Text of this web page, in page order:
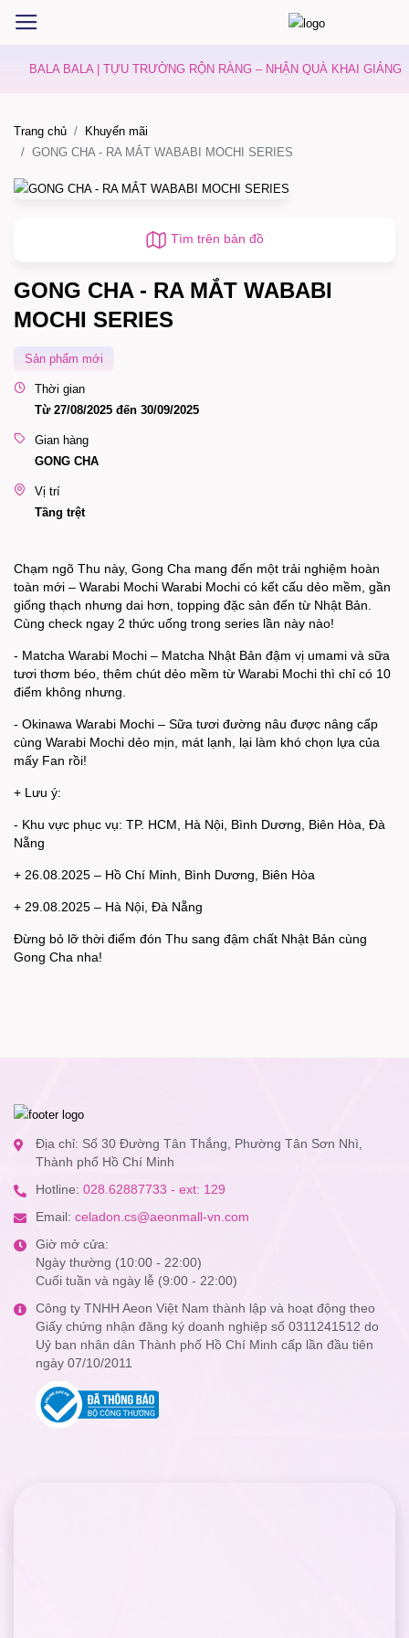
BALA BALA | TỰU TRƯỜNG RỘN RÀNG – NHẬN QUÀ KHAI GIẢNG
Trang chủ
Khuyến mãi
GONG CHA - RA MẮT WABABI MOCHI SERIES
Tìm trên bản đồ
GONG CHA - RA MẮT WABABI
MOCHI SERIES
Sản phẩm mới
Thời gian
Từ 27/08/2025 đến 30/09/2025
Gian hàng
GONG CHA
Vị trí
Tầng trệt
Chạm ngõ Thu này, Gong Cha mang đến một trải nghiệm hoàn
toàn mới – Warabi Mochi Warabi Mochi có kết cấu dẻo mềm, gần
giống thạch nhưng dai hơn, topping đặc sản đến từ Nhật Bản.
Cùng check ngay 2 thức uống trong series lần này nào!
- Matcha Warabi Mochi – Matcha Nhật Bản đậm vị umami và sữa
tươi thơm béo, thêm chút dẻo mềm từ Warabi Mochi thì chỉ có 10
điểm không nhưng.
- Okinawa Warabi Mochi – Sữa tươi đường nâu được nâng cấp
cùng Warabi Mochi dẻo mịn, mát lạnh, lại làm khó chọn lựa của
mấy Fan rồi!
+ Lưu ý:
- Khu vực phục vụ: TP. HCM, Hà Nội, Bình Dương, Biên Hòa, Đà
Nẵng
+ 26.08.2025 – Hồ Chí Minh, Bình Dương, Biên Hòa
+ 29.08.2025 – Hà Nội, Đà Nẵng
Đừng bỏ lỡ thời điểm đón Thu sang đậm chất Nhật Bản cùng
Gong Cha nha!
Địa chỉ: Số 30 Đường Tân Thắng, Phường Tân Sơn Nhì,
Thành phố Hồ Chí Minh
Hotline: 028.62887733 - ext: 129
Email: celadon.cs@aeonmall-vn.com
Giờ mở cửa:
Ngày thường (10:00 - 22:00)
Cuối tuần và ngày lễ (9:00 - 22:00)
Công ty TNHH Aeon Việt Nam thành lập và hoạt động theo
Giấy chứng nhận đăng ký doanh nghiệp số 0311241512 do
Uỷ ban nhân dân Thành phố Hồ Chí Minh cấp lần đầu tiên
ngày 07/10/2011